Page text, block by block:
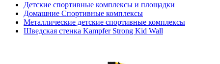
Детские спортивные комплексы и площадки
Домашние Спортивные комплексы
Металлические детские спортивные комплексы
Шведская стенка Kampfer Strong Kid Wall